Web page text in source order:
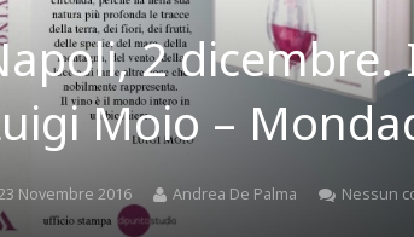
2 dicembre.
Moio –
Novembre 2016 Andrea De Palma Nessun